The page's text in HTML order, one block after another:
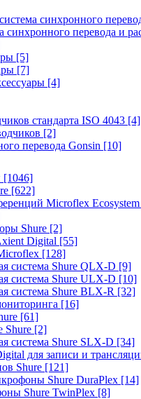
синхронного
перевода и
[5]
[7]
[4]
стандарта ISO 4043 [4]
[2]
перевода Gonsin [10]
[1046]
[622]
Microflex Ecosystem
Shure [2]
Digital [55]
[128]
система Shure QLX-D [9]
система Shure ULX-D [10]
система Shure BLX-R [32]
[16]
[61]
Shure [2]
система Shure SLX-D [34]
для записи и
Shure [121]
Shure DuraPlex [14]
Shure TwinPlex [8]